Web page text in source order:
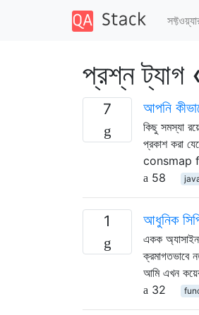
প্রশ্ন
7 আপনি
কিছু সমস্যা
প্রকাশ
consmap
58
1 আধুনিক
একক
ক্রমাগতভাবে
আমি এখন
32